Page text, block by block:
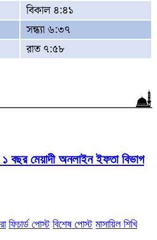
বিকাল ৪:৪১
সন্ধ্যা ৬:৩৭
রাত ৭:৫৮
বছর মেয়াদী অনলাইন ইফতা বিভাগ
ফিচার্ড পোস্ট বিশেষ পোস্ট মাসায়িল শিখি